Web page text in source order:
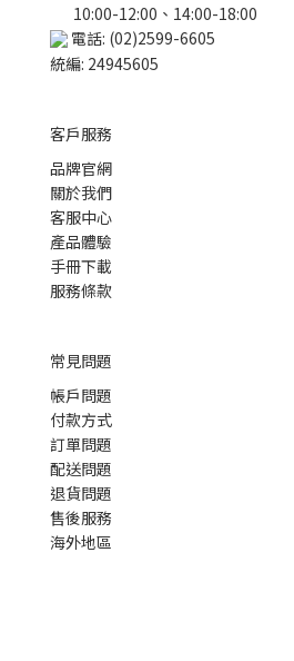
10:00-12:00、14:00-18:00
電話: (02)2599-6605
統編: 24945605
客戶服務
品牌官網
關於我們
客服中心
產品體驗
手冊下載
服務條款
常見問題
帳戶問題
付款方式
訂單問題
配送問題
退貨問題
售後服務
海外地區